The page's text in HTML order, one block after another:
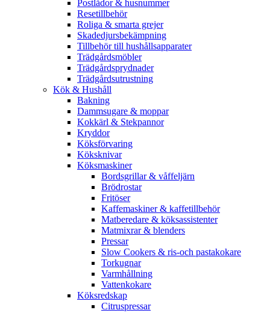
Postlådor & husnummer
Resetillbehör
Roliga & smarta grejer
Skadedjursbekämpning
Tillbehör till hushållsapparater
Trädgårdsmöbler
Trädgårdsprydnader
Trädgårdsutrustning
Kök & Hushåll
Bakning
Dammsugare & moppar
Kokkärl & Stekpannor
Kryddor
Köksförvaring
Köksknivar
Köksmaskiner
Bordsgrillar & våffeljärn
Brödrostar
Fritöser
Kaffemaskiner & kaffetillbehör
Matberedare & köksassistenter
Matmixrar & blenders
Pressar
Slow Cookers & ris-och pastakokare
Torkugnar
Varmhållning
Vattenkokare
Köksredskap
Citruspressar